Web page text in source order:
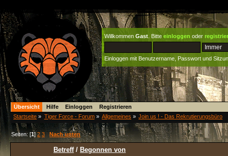
Willkommen Gast . Bitte einloggen oder
Einloggen mit Benutzername, Passwort und
Übersicht Hilfe Einloggen
Registrieren
Startseite » Tiger Force - Forum» Allgemeines » Join us ! - Das Rekrutierungsbüro
Seiten: [1]2 3 Nach unten
Betreff/ Begonnen von